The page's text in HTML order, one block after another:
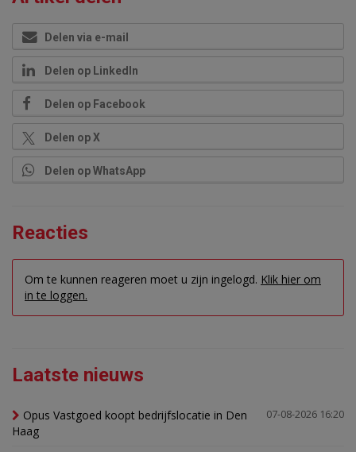
Delen via e-mail
Delen op LinkedIn
Delen op Facebook
Delen op X
Delen op WhatsApp
Reacties
Om te kunnen reageren moet u zijn ingelogd. Klik hier om
in te loggen.
Laatste nieuws
07-08-2026 16:20
Opus Vastgoed koopt bedrijfslocatie in Den
Haag